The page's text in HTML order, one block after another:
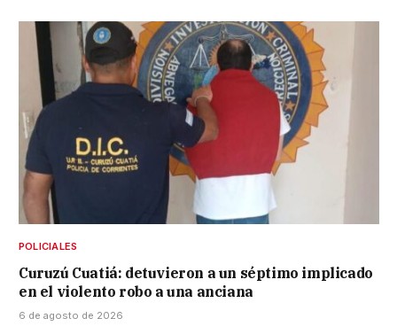
POLICIALES
Curuzú Cuatiá: detuvieron a un séptimo implicado
en el violento robo a una anciana
6 de agosto de 2026